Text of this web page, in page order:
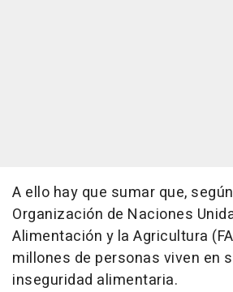
A ello hay que sumar que,
Organización de Naciones
Alimentación y la Agricultura
millones de personas viven en
inseguridad alimentaria.